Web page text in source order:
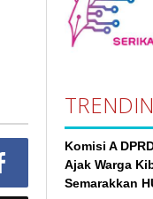
Komisi A
Ajak Warga
Semarakkan